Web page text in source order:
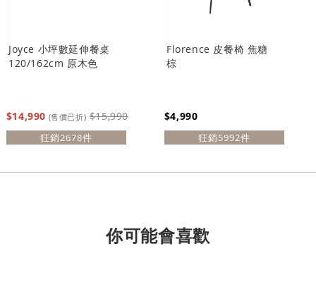
Joyce 小坪數延伸餐桌
120/162cm 原木色
$14,990 (售價已折) $15,990
狂銷2678件
Florence 皮餐椅 焦糖
棕
$4,990
狂銷5992件
你可能會喜歡